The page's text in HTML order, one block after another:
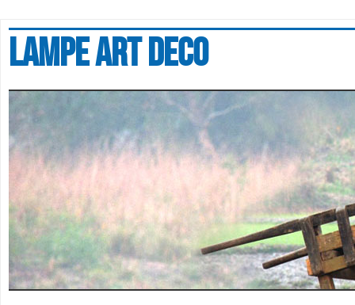
Lampe art deco